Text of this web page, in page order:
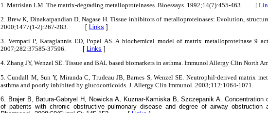
1. Matrisian LM. The matrix-degrading metalloproteinases. Bioessays. 1992;14(7):455-463. [
2. Brew K, Dinakarpandian D, Nagase H. Tissue inhibitors of metalloproteinases: Evolution,
2000;1477(1-2):267-283.
[ Links ]
3. Vempati P, Karagiannis ED, Popel AS. A biochemical model of matrix metalloproteinase 9
2007;282:37585-37596.
[ Links ]
4. Zhang JY, Wenzel SE. Tissue and BAL based biomarkers in asthma. Immunol Allergy Clin North
5. Cundall M, Sun Y, Miranda C, Trudeau JB, Barnes S, Wenzel SE. Neutrophil-derived matrix
asthma and poorly inhibited by glucocorticoids. J. Allergy Clin Immunol. 2003;112:1064-1071.
6. Brajer B, Batura-Gabryel H, Nowicka A, Kuznar-Kamiska B, Szczepanik A. Concentration
of patients with chronic obstructive pulmonary disease and degree of airway obstruction